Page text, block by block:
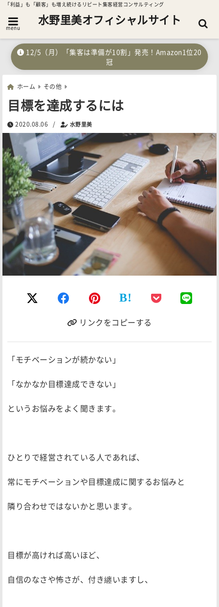
「利益」も「顧客」も増え続けるリピート集客経営コンサルティング
menu
水野里美オフィシャルサイト
12/5（月）「集客は準備が10割」発売！Amazon1位20
冠
ホーム その他
目標を達成するには
2020.08.06 / 水野里美
B!
リンクをコピーする
「モチベーションが続かない」
「なかなか目標達成できない」
というお悩みをよく聞きます。
ひとりで経営されている人であれば、
常にモチベーションや目標達成に関するお悩みと
隣り合わせではないかと思います。
目標が高ければ高いほど、
自信のなさや怖さが、付き纏いますし、